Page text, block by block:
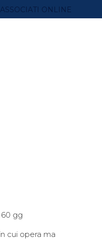
ASSOCIATI ONLINE
gg
cui opera ma